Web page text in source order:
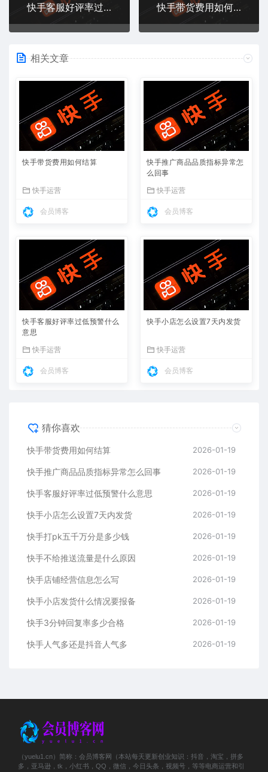
快手客服好评率过低预警什么意思
快手带货费用如何结算
相关文章
快手带货费用如何结算
快手运营
会员博客
快手推广商品品质指标异常怎
么回事
快手运营
会员博客
快手客服好评率过低预警什么
意思
快手运营
会员博客
快手小店怎么设置7天内发货
快手运营
会员博客
猜你喜欢
快手带货费用如何结算 2026-01-19
快手推广商品品质指标异常怎么回事 2026-01-19
快手客服好评率过低预警什么意思 2026-01-19
快手小店怎么设置7天内发货 2026-01-19
快手打pk五千万分是多少钱 2026-01-19
快手不给推送流量是什么原因 2026-01-19
快手店铺经营信息怎么写 2026-01-19
快手小店发货什么情况要报备 2026-01-19
快手3分钟回复率多少合格 2026-01-19
快手人气多还是抖音人气多 2026-01-19
（yuelu1.cn）简称：会员博客网（本站每天更新创业知识：抖音，淘宝，拼多
多，亚马逊，tk，小红书，QQ，微信，今日头条，视频号，等等电商运营和引